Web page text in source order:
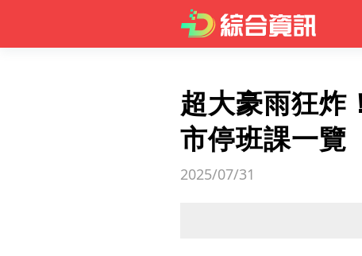
超大豪雨狂炸
市停班課一覽
2025/07/31